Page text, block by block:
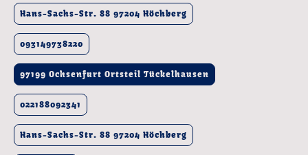
Hans-Sachs-Str. 88 97204 Höchberg
093149738220
97199 Ochsenfurt Ortsteil Tückelhausen
022188092341
Hans-Sachs-Str. 88 97204 Höchberg